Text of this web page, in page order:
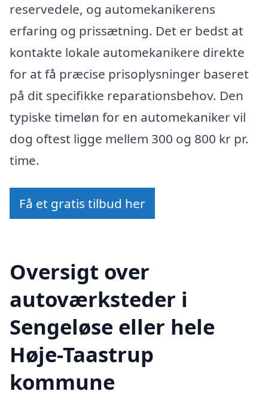
reservedele, og automekanikerens
erfaring og prissætning. Det er bedst at
kontakte lokale automekanikere direkte
for at få præcise prisoplysninger baseret
på dit specifikke reparationsbehov. Den
typiske timeløn for en automekaniker vil
dog oftest ligge mellem 300 og 800 kr pr.
time.
Få et gratis tilbud her
Oversigt over
autoværksteder i
Sengeløse eller hele
Høje-Taastrup
kommune